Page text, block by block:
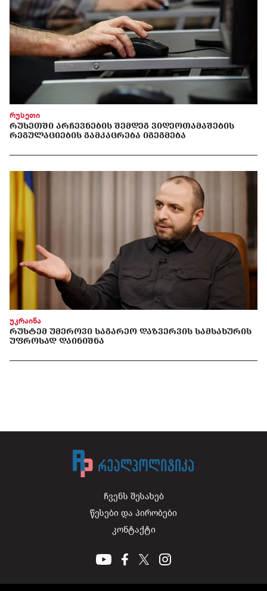
რუსეთი
ᲠᲣᲡᲔᲗᲨᲘ ᲐᲠᲩᲔᲕᲜᲔᲑᲘᲡ ᲨᲔᲛᲓᲔᲒ ᲕᲘᲓᲔᲝᲗᲐᲛᲐᲨᲔᲑᲘᲡ
ᲠᲔᲒᲣᲚᲐᲪᲘᲔᲑᲘᲡ ᲒᲐᲛᲙᲐᲪᲠᲔᲑᲐ ᲘᲒᲔᲒᲛᲔᲑᲐ
უკრაინა
ᲠᲣᲡᲢᲔᲛ ᲣᲛᲔᲠᲝᲕᲘ ᲡᲐᲒᲐᲠᲔᲝ ᲓᲐᲖᲕᲔᲠᲕᲘᲡ ᲡᲐᲛᲡᲐᲮᲣᲠᲘᲡ
ᲣᲤᲠᲝᲡᲐᲓ ᲓᲐᲘᲜᲘᲨᲜᲐ
ჩვენს შესახებ
წესები და პირობები
კონტაქტი